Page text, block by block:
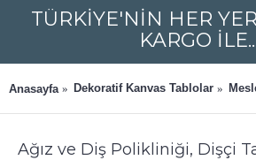
TÜRKİYE'NİN HER
KARGO
Anasayfa Dekoratif Kanvas Tablolar